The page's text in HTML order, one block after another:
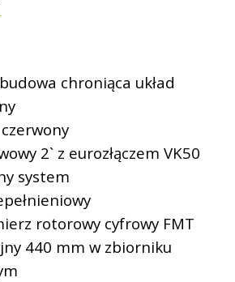
chroniąca układ
2` z eurozłączem VK50
system
rotorowy cyfrowy FMT
440 mm w zbiorniku